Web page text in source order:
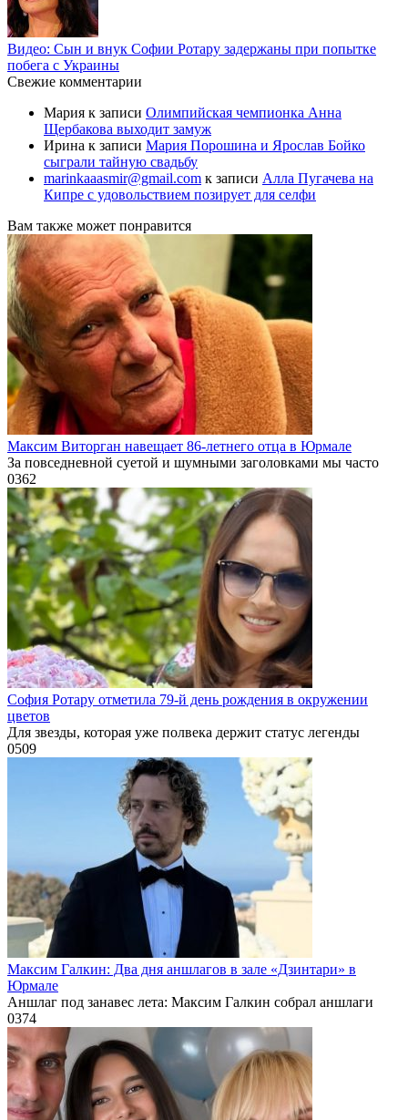
Видео: Сын и внук Софии Ротару задержаны при попытке
побега с Украины
Свежие комментарии
Мария к записи Олимпийская чемпионка Анна
Щербакова выходит замуж
Ирина к записи Мария Порошина и Ярослав Бойко
сыграли тайную свадьбу
marinkaaasmir@gmail.com к записи Алла Пугачева на
Кипре с удовольствием позирует для селфи
Вам также может понравится
Максим Виторган навещает 86-летнего отца в Юрмале
За повседневной суетой и шумными заголовками мы часто
0362
София Ротару отметила 79-й день рождения в окружении
цветов
Для звезды, которая уже полвека держит статус легенды
0509
Максим Галкин: Два дня аншлагов в зале «Дзинтари» в
Юрмале
Аншлаг под занавес лета: Максим Галкин собрал аншлаги
0374